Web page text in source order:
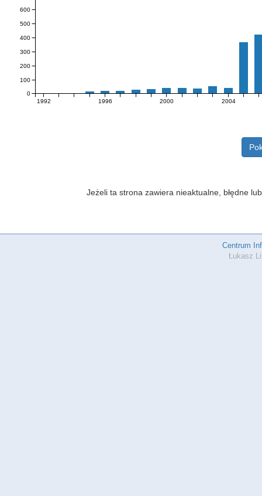
1992 1996 2000 2004
0
100
200
300
400
500
600
Jeżeli ta strona zawiera nieaktualne, błędne
Centrum
Łukasz